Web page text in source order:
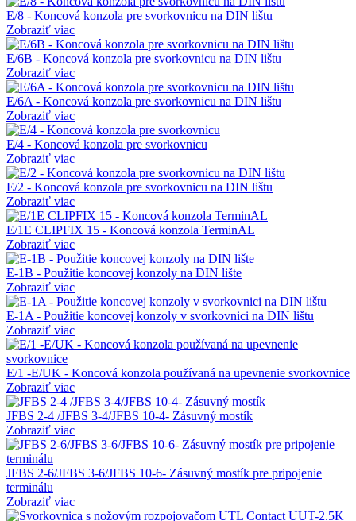
E/8 - Koncová konzola pre svorkovnicu na DIN lištu
Zobraziť viac
E/6B - Koncová konzola pre svorkovnicu na DIN lištu
Zobraziť viac
E/6A - Koncová konzola pre svorkovnicu na DIN lištu
Zobraziť viac
E/4 - Koncová konzola pre svorkovnicu
Zobraziť viac
E/2 - Koncová konzola pre svorkovnicu na DIN lištu
Zobraziť viac
E/1E CLIPFIX 15 - Koncová konzola TerminAL
Zobraziť viac
E-1B - Použitie koncovej konzoly na DIN lište
Zobraziť viac
E-1A - Použitie koncovej konzoly v svorkovnici na DIN lištu
Zobraziť viac
E/1 -E/UK - Koncová konzola používaná na upevnenie svorkovnice
Zobraziť viac
JFBS 2-4 /JFBS 3-4/JFBS 10-4- Zásuvný mostík
Zobraziť viac
JFBS 2-6/JFBS 3-6/JFBS 10-6- Zásuvný mostík pre pripojenie
terminálu
Zobraziť viac